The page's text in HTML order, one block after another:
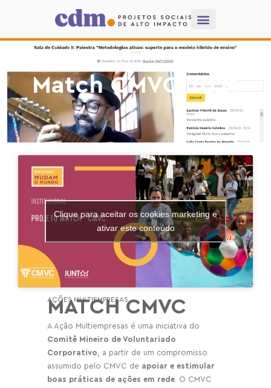
Match CMVC 2021
Clique para aceitar os cookies marketing e
ativar este conteúdo
AÇÕES MULTIEMPRESAS
MATCH CMVC
A Ação Multiempresas é uma iniciativa do
Comitê Mineiro de Voluntariado
Corporativo , a partir de um compromisso
assumido pelo CMVC de apoiar e estimular
boas práticas de ações em rede. O CMVC